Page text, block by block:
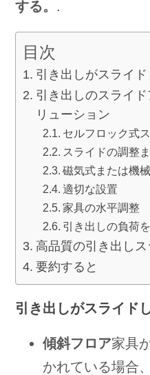
する。 .
目次
引き出しがスライ
引き出しのスライ
リューション
セルフロック式
スライドの調整
磁気式または機
適切な設置
家具の水平調整
引き出しの負荷
高品質の引き出し
要約すると
引き出しがスライド
傾斜フロア家具
かれている場合